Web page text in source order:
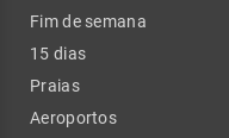
Fim de semana
15 dias
Praias
Aeroportos